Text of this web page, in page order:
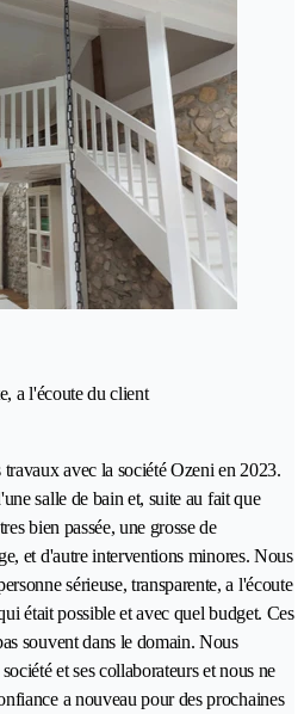
a l'écoute du client
avec la société Ozeni en 2023.
salle de bain et, suite au fait que
bien passée, une grosse de
et d'autre interventions minores. Nous
sérieuse, transparente, a l'écoute
était possible et avec quel budget. Ces
souvent dans le domain. Nous
et ses collaborateurs et nous ne
a nouveau pour des prochaines